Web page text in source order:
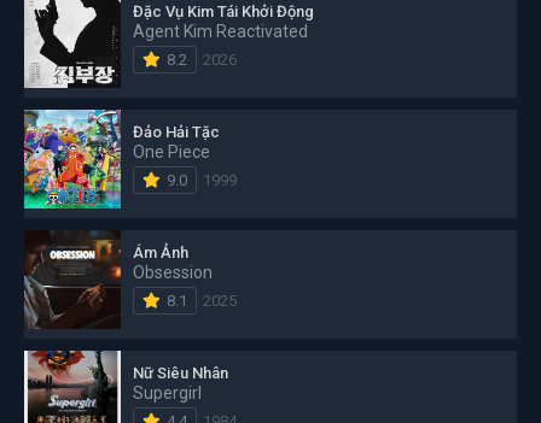
Đặc Vụ Kim Tái Khởi Động
Agent Kim Reactivated
8.2 2026
Đảo Hải Tặc
One Piece
9.0 1999
Ám Ảnh
Obsession
8.1 2025
Nữ Siêu Nhân
Supergirl